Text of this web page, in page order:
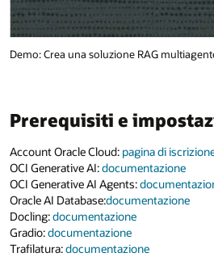
Demo: Crea una soluzione RAG
Prerequisiti e
Account Oracle Cloud: pagina di
OCI Generative AI:documentazione
OCI Generative AI Agents:
Oracle AI Database:documentazione
Docling:documentazione
Gradio:documentazione
Trafilatura:documentazione